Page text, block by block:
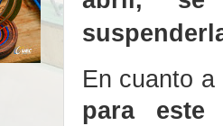
En cuanto
para